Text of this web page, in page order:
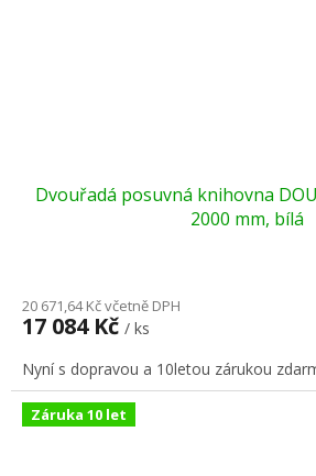
Dvouřadá posuvná knihovna
2000 mm, bílá
20 671,64 Kč včetně DPH
17 084 Kč / ks
Nyní s dopravou a 10letou zárukou
Záruka 10 let